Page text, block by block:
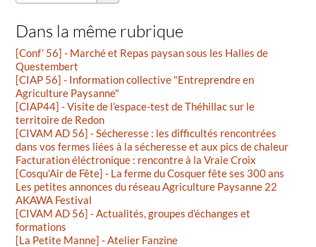
Dans la même rubrique
[Conf’ 56] - Marché et Repas paysan sous les Halles de
Questembert
[CIAP 56] - Information collective "Entreprendre en
Agriculture Paysanne"
[CIAP44] - Visite de l’espace-test de Théhillac sur le
territoire de Redon
[CIVAM AD 56] - Sécheresse : les difficultés rencontrées
dans vos fermes liées à la sécheresse et aux pics de chaleur
Facturation éléctronique : rencontre à la Vraie Croix
[Cosqu’Air de Fête] - La ferme du Cosquer fête ses 300 ans
Les petites annonces du réseau Agriculture Paysanne 22
AKAWA Festival
[CIVAM AD 56] - Actualités, groupes d’échanges et
formations
[La Petite Manne] - Atelier Fanzine